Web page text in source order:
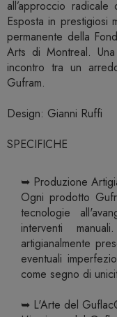
all’approccio
Esposta in prestigiosi
permanente della
Arts di Montreal.
incontro tra un
Gufram.
Design: Gianni Ruffi
SPECIFICHE
➥ Produzione
Ogni prodotto
tecnologie
interventi
artigianalmente
eventuali
come segno di
➥ L'Arte del